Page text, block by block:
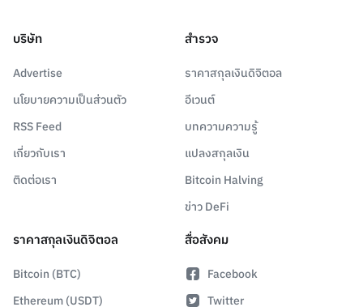
บริษัท
Advertise
นโยบายความเป็นส่วนตัว
RSS Feed
เกี่ยวกับเรา
ติดต่อเรา
สำรวจ
ราคาสกุลเงินดิจิตอล
อีเวนต์
บทความความรู้
แปลงสกุลเงิน
Bitcoin Halving
ข่าว DeFi
ราคาสกุลเงินดิจิตอล
Bitcoin (BTC)
Ethereum (USDT)
สื่อสังคม
Facebook
Twitter